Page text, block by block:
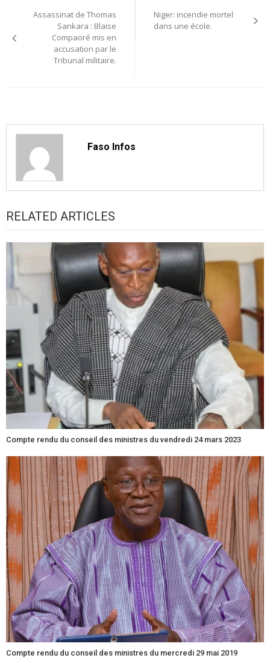
l’article
Assassinat de Thomas
Sankara : Blaise
Compaoré mis en
accusation par le
Tribunal militaire.
Niger: incendie mortel
dans une école.
Faso Infos
RELATED ARTICLES
Compte rendu du conseil des ministres du vendredi 24 mars 2023
Compte rendu du conseil des ministres du mercredi 29 mai 2019